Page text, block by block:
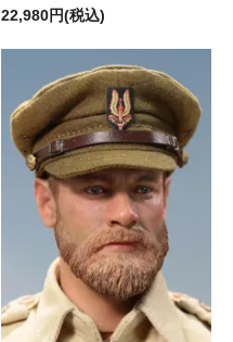
22,980円(税込)